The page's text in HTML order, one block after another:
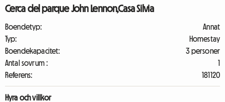
Cerca del parque John Lennon,Casa Silvia
Boendetyp:
Annat
Typ:
Homestay
Boendekapacitet:
3 personer
Antal sovrum :
1
Referens:
181120
Hyra och villkor